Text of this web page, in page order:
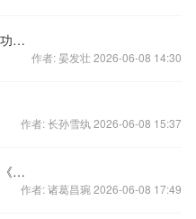
元首的愤怒之快玩？ 手游《九阳神功》恶搞视频
作者: 晏发壮 2026-06-08 14:30
作者: 长孙雪纨 2026-06-08 15:37
战斗从此大不同 智能匹配系统助战《梦幻西游》手游
作者: 诸葛昌琬 2026-06-08 17:49